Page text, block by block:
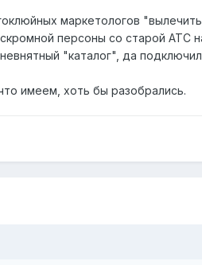
маркетологов
персоны со старой АТС
"каталог", да
имеем, хоть бы разобрались.